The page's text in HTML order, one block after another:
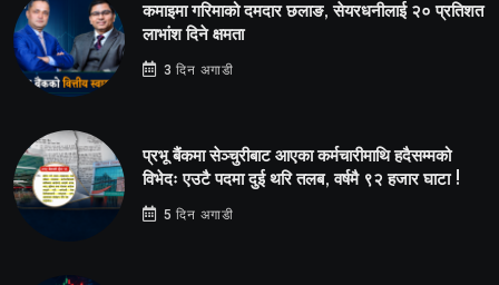
कमाइमा गरिमाको दमदार छलाङ, सेयरधनीलाई २० प्रतिशत
लाभांश दिने क्षमता
3 दिन अगाडी
प्रभू बैंकमा सेञ्चुरीबाट आएका कर्मचारीमाथि हदैसम्मको
विभेदः एउटै पदमा दुई थरि तलब, वर्षमै ९२ हजार घाटा !
5 दिन अगाडी